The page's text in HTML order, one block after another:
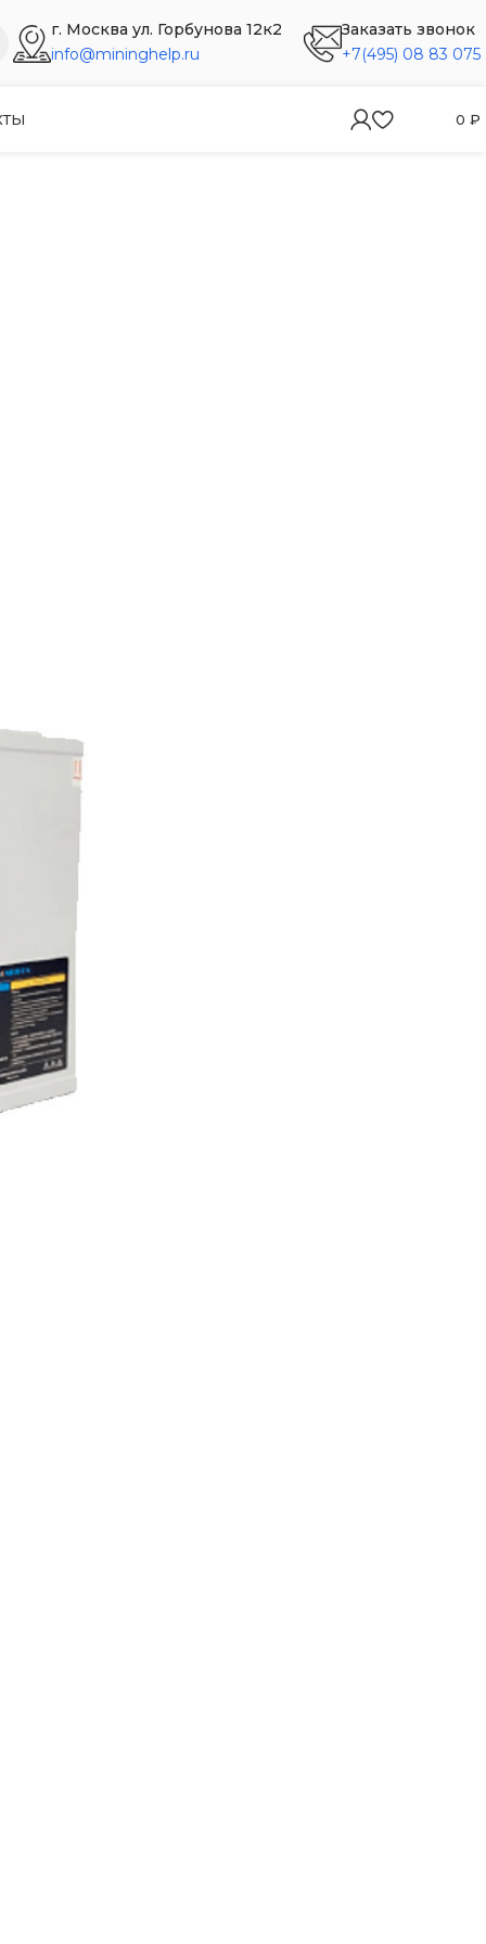
г. Москва ул. Горбунова 12к2
info@mininghelp.ru
Заказать звонок
+7(495) 08 83 075
0 ₽